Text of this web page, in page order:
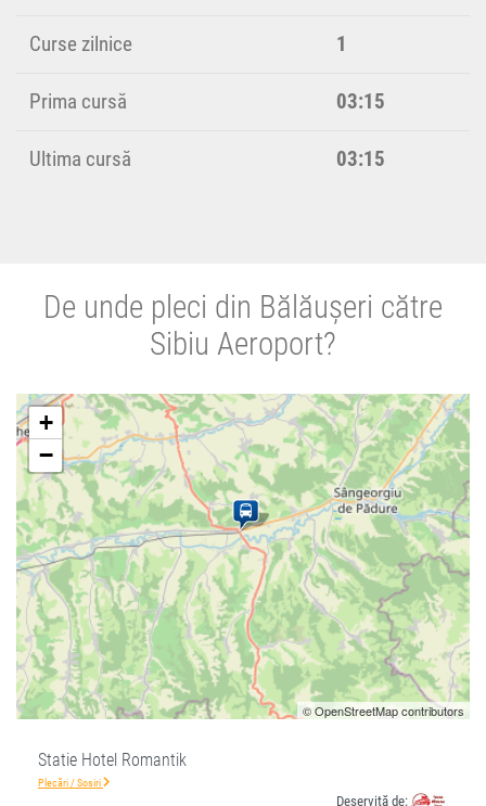
Curse zilnice 1
Prima cursă 03:15
Ultima cursă 03:15
De unde pleci din Bălăușeri către
Sibiu Aeroport?
+
−
© OpenStreetMap contributors
Statie Hotel Romantik
Plecări / Sosiri
Deservită de: